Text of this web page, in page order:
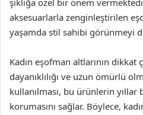
şıklığa özel bir önem
aksesuarlarla zenginleştirilen
yaşamda stil sahibi görünmeyi
Kadın eşofman altlarının
dayanıklılığı ve uzun ömürlü
kullanılması, bu ürünlerin
korumasını sağlar. Böylece,